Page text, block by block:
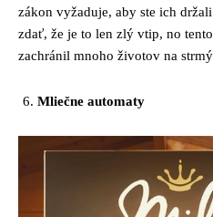
zákon vyžaduje, aby ste ich
zdať, že je to len zlý vtip, no
zachránil mnoho životov na
Mliečne automaty